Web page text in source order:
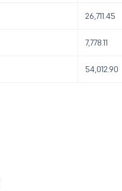
26,711.45
7,778.11
54,012.90